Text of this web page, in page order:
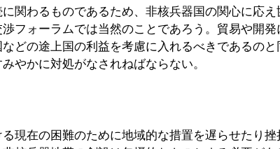
関わるものであるため、非核兵器国の関心に応
フォーラムでは当然のことであろう。貿易や開
どの途上国の利益を考慮に入れるべきであるの
やかに対処がなされねばならない。
現在の困難のために地域的な措置を遅らせたり